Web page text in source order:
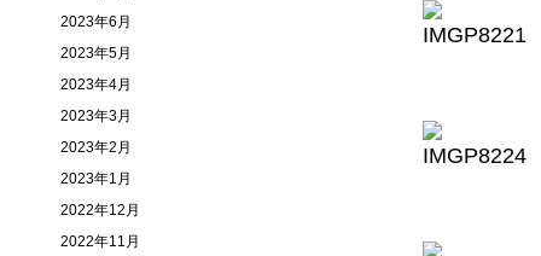
2023年6月
2023年5月
2023年4月
2023年3月
2023年2月
2023年1月
2022年12月
2022年11月